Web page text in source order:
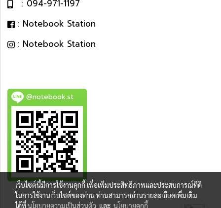
: 094-971-1197
: Notebook Station
: Notebook Station
@notebook.st
BEST DEAL
เว็บไซต์นี้มีการใช้งานคุกกี้ เพื่อเพิ่มประสิทธิภาพและประสบการณ์ที่ดี
ในการใช้งานเว็บไซต์ของท่าน ท่านสามารถอ่านรายละเอียดเพิ่มเติม
ได้ที่นโยบายความเป็นส่วนตัว และ นโยบายคุกกี้